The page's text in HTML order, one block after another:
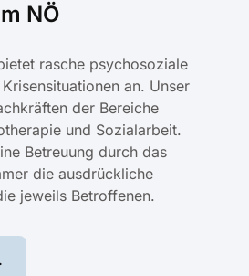
NÖ
rasche psychosoziale
an. Unser
der Bereiche
und Sozialarbeit.
Betreuung durch das
die ausdrückliche
jeweils Betroffenen.